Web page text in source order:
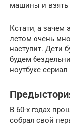
машины и взять
Кстати, а зачем
летом очень
наступит. Дети
будем
ноутбуке
В 60-х годах
собрал свой